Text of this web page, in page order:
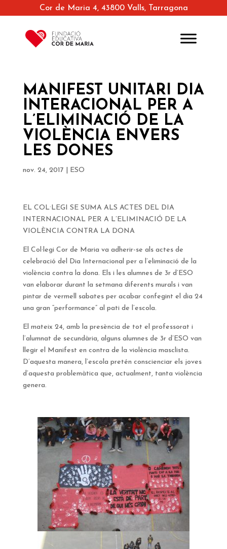
Cor de Maria 4, 43800 Valls, Tarragona
MANIFEST UNITARI DIA
INTERACIONAL PER A
L’ELIMINACIÓ DE LA
VIOLÈNCIA ENVERS
LES DONES
nov. 24, 2017 ESO
EL COL·LEGI SE SUMA ALS ACTES DEL DIA
INTERNACIONAL PER A L’ELIMINACIÓ DE LA
VIOLÈNCIA CONTRA LA DONA
El Col·legi Cor de Maria va adherir-se als actes de
celebració del Dia Internacional per a l’eliminació de la
violència contra la dona. Els i les alumnes de 3r d’ESO
van elaborar durant la setmana diferents murals i van
pintar de vermell sabates per acabar confegint el dia 24
una gran “performance” al pati de l’escola.
El mateix 24, amb la presència de tot el professorat i
l’alumnat de secundària, alguns alumnes de 3r d’ESO van
llegir el Manifest en contra de la violència masclista.
D’aquesta manera, l’escola pretén conscienciar els joves
d’aquesta problemàtica que, actualment, tanta violència
genera.